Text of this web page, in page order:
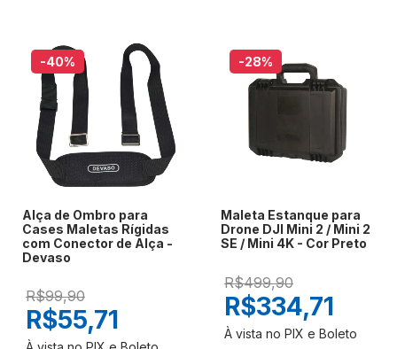
-40%
Alça de Ombro para
Cases Maletas Rígidas
com Conector de Alça -
Devaso
R$99,90
R$55,71
-28%
Maleta Estanque para
Drone DJI Mini 2 / Mini 2
SE / Mini 4K - Cor Preto
R$499,90
R$334,71